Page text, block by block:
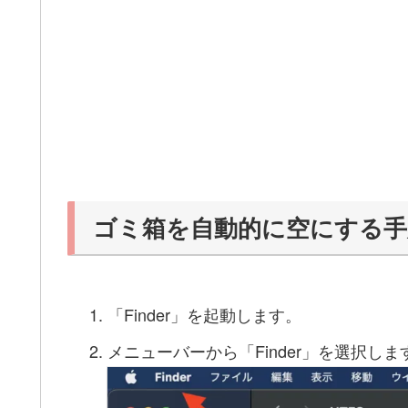
ゴミ箱を自動的に空にする
「Finder」を起動します。
メニューバーから「Finder」を選択しま